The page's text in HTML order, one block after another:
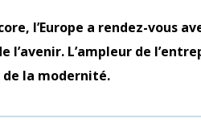
l’Europe a rendez-vous
l’avenir. L’ampleur de
de la modernité.